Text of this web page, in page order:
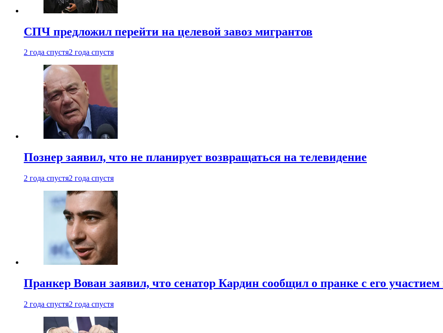
СПЧ предложил перейти на целевой завоз мигрантов
2 года спустя2 года спустя
Познер заявил, что не планирует возвращаться на телевидение
2 года спустя2 года спустя
Пранкер Вован заявил, что сенатор Кардин сообщил о пранке с его
2 года спустя2 года спустя